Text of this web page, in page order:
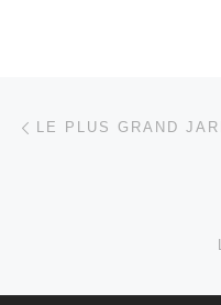
Parcourir les
LE PLUS GRAND